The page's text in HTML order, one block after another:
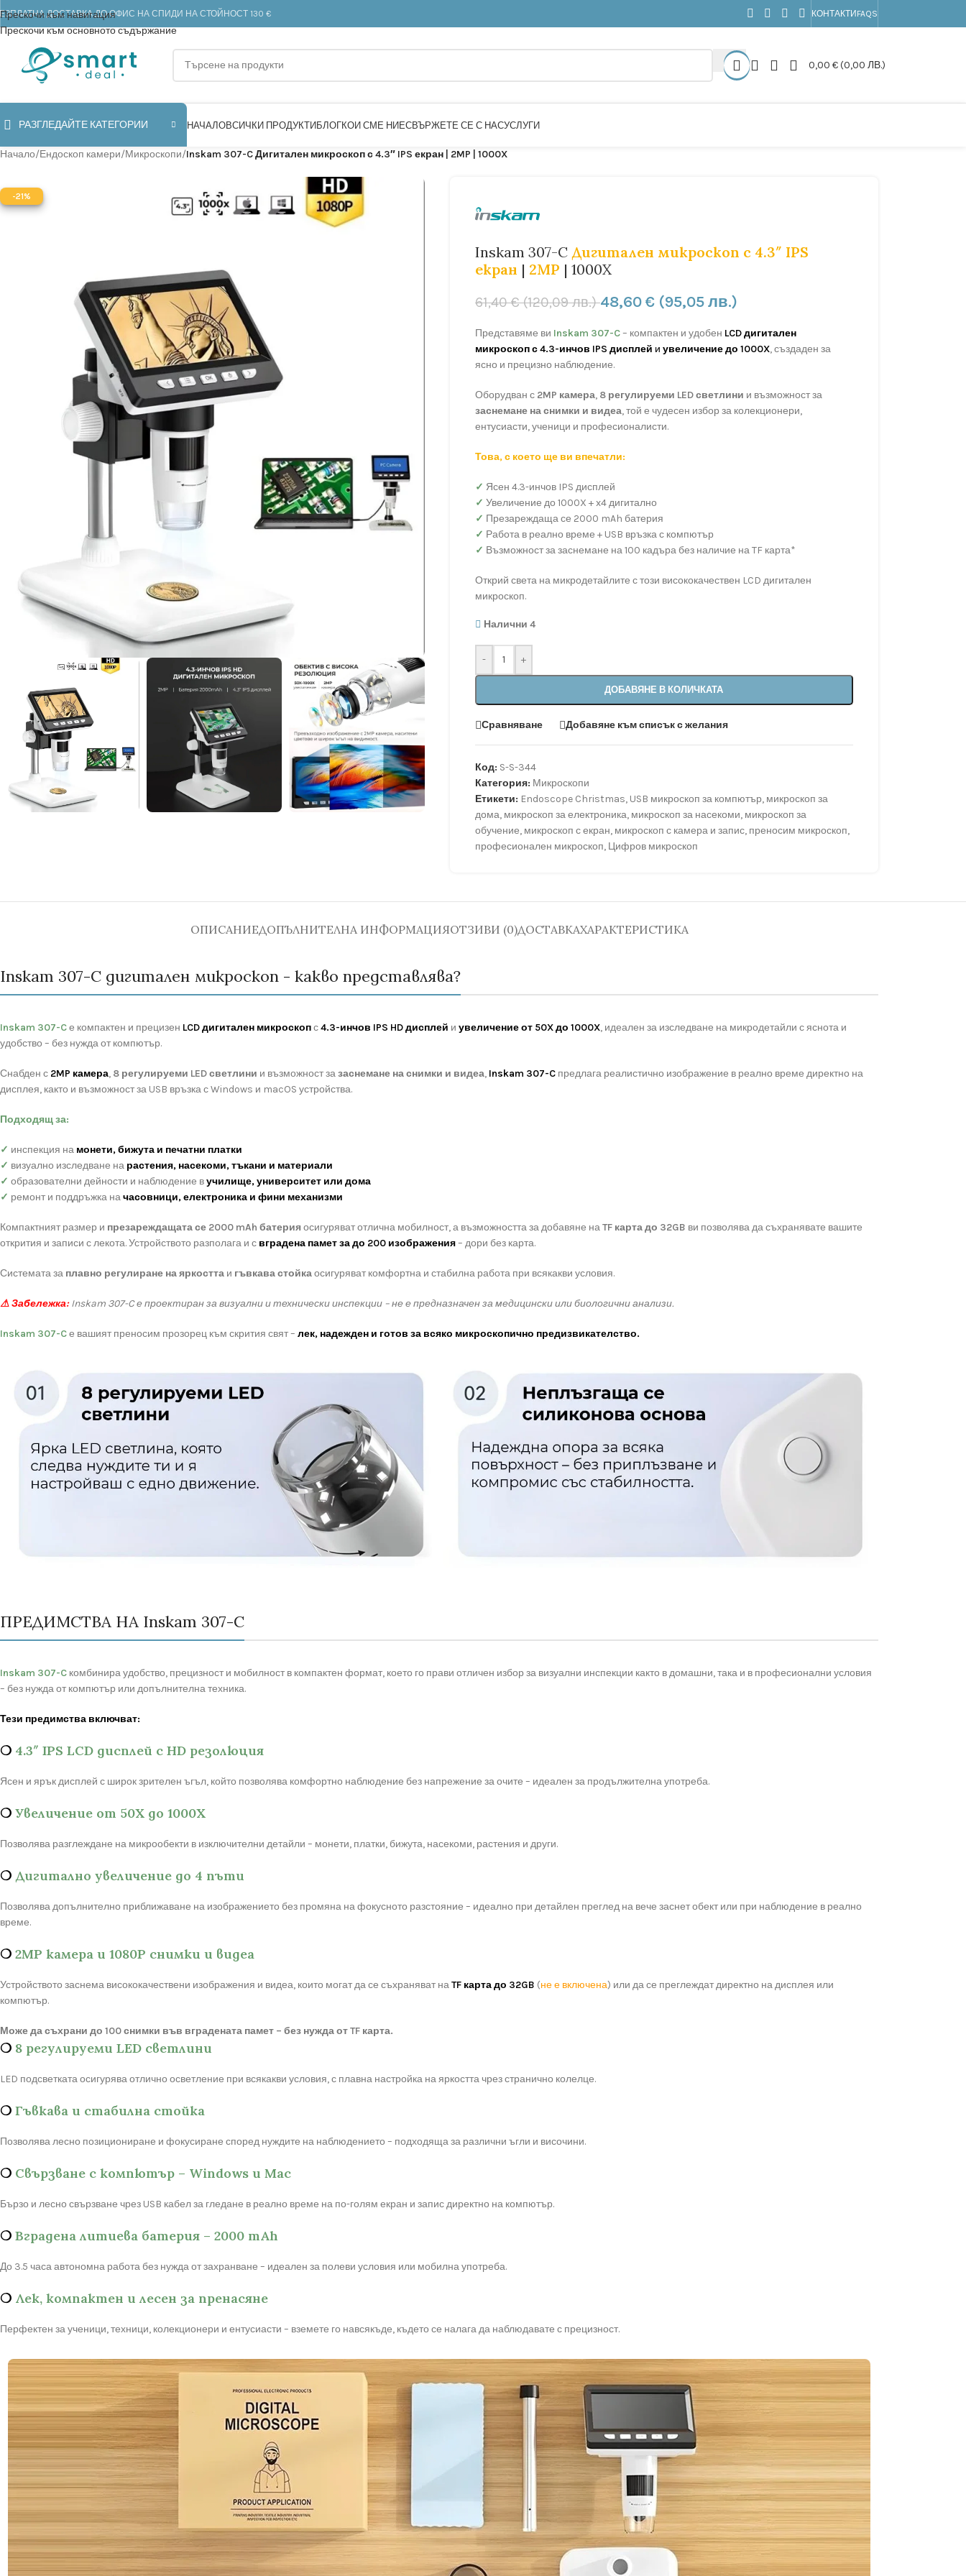
Прескочи към навигация
Прескочи към основното съдържание
ДОСТАВКА ДО ОФИС НА СПИДИ НА СТОЙНОСТ 130 € КОНТАКТИ FAQS
0,00 €(0,00 ЛВ.)
РАЗГЛЕДАЙТЕ КАТЕГОРИИ НАЧАЛОВСИЧКИ ПРОДУКТИБЛОГКОИ СМЕ НИЕСВЪРЖЕТЕ СЕ С НАСУСЛУГИ
Начало/Ендоскоп камери/Микроскопи/Inskam 307-C Дигитален микроскоп с 4.3″ IPS екран | 2MP | 1000X
-21%
Inskam 307-C Дигитален микроскоп с 4.3″ IPS
екран | 2MP | 1000X
61,40€(120,09 лв.)48,60 €(95,05 лв.)
Представяме ви Inskam 307-C– компактен и удобен LCD дигитален
микроскоп с 4.3-инчов IPS дисплей и увеличение до 1000X, създаден за
ясно и прецизно наблюдение.
Оборудван с 2MP камера, 8 регулируеми LED светлини и възможност за
заснемане на снимки и видеа, той е чудесен избор за колекционери,
ентусиасти, ученици и професионалисти.
Това, с което ще ви впечатли:
✓ Ясен 4.3-инчов IPS дисплей
✓ Увеличение до 1000X + x4 дигитално
✓ Презареждаща се 2000 mAh батерия
✓ Работа в реално време + USB връзка с компютър
✓ Възможност за заснемане на 100 кадъра без наличие на TF карта*
Открий света на микродетайлите с този висококачествен LCD дигитален
микроскоп.
Налични 4
- +
ДОБАВЯНЕ В КОЛИЧКАТА
Сравняване Добавяне към списък с желания
Код: S-S-344
Категория: Микроскопи
Етикети: Endoscope Christmas, USB микроскоп за компютър, микроскоп за
дома, микроскоп за електроника, микроскоп за насекоми, микроскоп за
обучение, микроскоп с екран, микроскоп с камера и запис, преносим микроскоп,
професионален микроскоп, Цифров микроскоп
ОПИСАНИЕДОПЪЛНИТЕЛНА ИНФОРМАЦИЯОТЗИВИ (0)ДОСТАВКАХАРАКТЕРИСТИКА
Inskam 307-C дигитален микроскоп - какво представлява?
Inskam 307-Cе компактен и прецизен LCD дигитален микроскопс4.3-инчов IPS HD дисплей и увеличение от 50X до 1000X, идеален за изследване на микродетайли с яснота и
удобство – без нужда от компютър.
Снабден с 2MP камера, 8 регулируеми LED светлини и възможност зазаснемане на снимки и видеа, Inskam 307-C предлага реалистично изображение в реално време директно на
дисплея, както и възможност за USB връзка с Windows и macOS устройства.
Подходящ за:
✓ инспекция на монети, бижута и печатни платки
✓ визуално изследване на растения, насекоми, тъкани и материали
✓ образователни дейности и наблюдение вучилище, университет или дома
✓ ремонт и поддръжка начасовници, електроника и фини механизми
Компактният размер и презареждащата се 2000 mAh батерияосигуряват отлична мобилност, а възможността за добавяне наTF карта до 32GB ви позволява да съхранявате вашите
открития и записи с лекота. Устройството разполага и с вградена памет за до 200 изображения– дори без карта.
Системата за плавно регулиране на яркостта и гъвкава стойкаосигуряват комфортна и стабилна работа при всякакви условия.
⚠ Забележка:Inskam 307-C е проектиран за визуални и технически инспекции – не е предназначен за медицински или биологични анализи.
Inskam 307-Cе вашият преносим прозорец към скрития свят – лек, надежден и готов за всяко микроскопично предизвикателство.
ПРЕДИМСТВА НА Inskam 307-C
Inskam 307-C комбинира удобство, прецизност и мобилност в компактен формат, което го прави отличен избор за визуални инспекции както в домашни, така и в професионални условия
– без нужда от компютър или допълнителна техника.
Тези предимства включват:
❍ 4.3″ IPS LCD дисплей с HD резолюция
Ясен и ярък дисплей с широк зрителен ъгъл, който позволява комфортно наблюдение без напрежение за очите – идеален за продължителна употреба.
❍ Увеличение от 50X до 1000X
Позволява разглеждане на микрообекти в изключителни детайли – монети, платки, бижута, насекоми, растения и други.
❍ Дигитално увеличение до 4 пъти
Позволява допълнително приближаване на изображението без промяна на фокусното разстояние – идеално при детайлен преглед на вече заснет обект или при наблюдение в реално
време.
❍ 2MP камера и 1080P снимки и видеа
Устройството заснема висококачествени изображения и видеа, които могат да се съхраняват наTF карта до 32GB (не е включена) или да се преглеждат директно на дисплея или
компютър.
Може да съхрани до 100 снимки във вградената памет – без нужда от TF карта.
❍ 8 регулируеми LED светлини
LED подсветката осигурява отлично осветление при всякакви условия, с плавна настройка на яркостта чрез странично колелце.
❍ Гъвкава и стабилна стойка
Позволява лесно позициониране и фокусиране според нуждите на наблюдението – подходяща за различни ъгли и височини.
❍ Свързване с компютър – Windows и Mac
Бързо и лесно свързване чрез USB кабел за гледане в реално време на по-голям екран и запис директно на компютър.
❍ Вградена литиева батерия – 2000 mAh
До 3.5 часа автономна работа без нужда от захранване – идеален за полеви условия или мобилна употреба.
❍ Лек, компактен и лесен за пренасяне
Перфектен за ученици, техници, колекционери и ентусиасти – вземете го навсякъде, където се налага да наблюдавате с прецизност.